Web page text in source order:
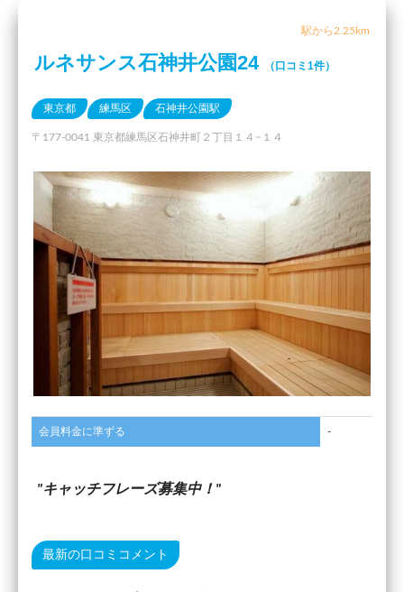
駅から2.25km
ルネサンス石神井公園24 （口コミ1件）
東京都 練馬区 石神井公園駅
〒177-0041 東京都練馬区石神井町２丁目１４−１４
会員料金に準ずる -
キャッチフレーズ募集中！
最新の口コミコメント